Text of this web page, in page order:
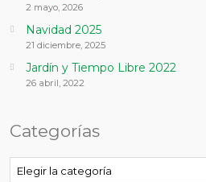
2 mayo, 2026
Navidad 2025
21 diciembre, 2025
Jardín y Tiempo Libre 2022
26 abril, 2022
Categorías
Categorías